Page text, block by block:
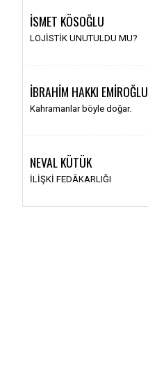
İSMET KÖSOĞLU
LOJİSTİK UNUTULDU MU?
İBRAHİM HAKKI EMİROĞLU
Kahramanlar böyle doğar.
NEVAL KÜTÜK
İLİŞKİ FEDÂKARLIĞI